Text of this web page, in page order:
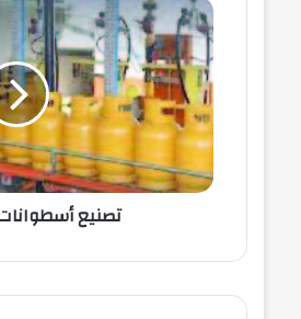
تصنيع